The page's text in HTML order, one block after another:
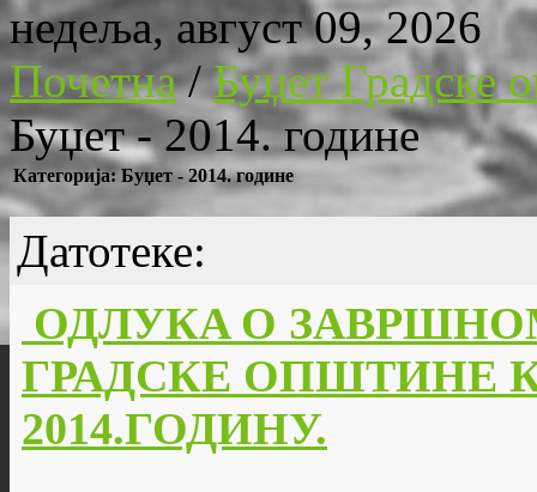
недеља, август 09, 2026
Почетна/Буџет Градске
Буџет - 2014. године
Категорија: Буџет - 2014. године
Датотеке:
ОДЛУКA О
ГРАДСКЕ ОПШТИНЕ
2014.ГОДИНУ.